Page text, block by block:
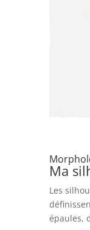
Ma
Les
épaules,